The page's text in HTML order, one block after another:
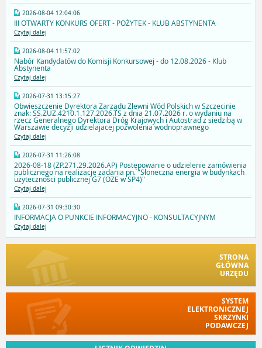
2026-08-04 12:04:06
III OTWARTY KONKURS OFERT - POŻYTEK - KLUB ABSTYNENTA
Czytaj dalej
2026-08-04 11:57:02
Nabór Kandydatów do Komisji Konkursowej - do 12.08.2026 - Klub
Abstynenta
Czytaj dalej
2026-07-31 13:15:27
Obwieszczenie Dyrektora Zarządu Zlewni Wód Polskich w Szczecinie
znak: SS.ZUZ.4210.1.127.2026.TS z dnia 21.07.2026 r. o wydaniu na
rzecz Generalnego Dyrektora Dróg Krajowych i Autostrad z siedzibą w
Warszawie decyzji udzielajacej pozwolenia wodnoprawnego
Czytaj dalej
2026-07-31 11:26:08
2026-08-18 (ZP.271.29.2026.AP) Postępowanie o udzielenie zamówienia
publicznego na realizację zadania pn. "Słoneczna energia w budynkach
użyteczności publicznej G7 (OZE w SP4)"
Czytaj dalej
2026-07-31 09:30:30
INFORMACJA O PUNKCIE INFORMACYJNO - KONSULTACYJNYM
Czytaj dalej
STRONA
GŁÓWNA
URZĘDU
SYSTEM
ELEKTRONICZNEJ
SKRZYNKI
PODAWCZEJ